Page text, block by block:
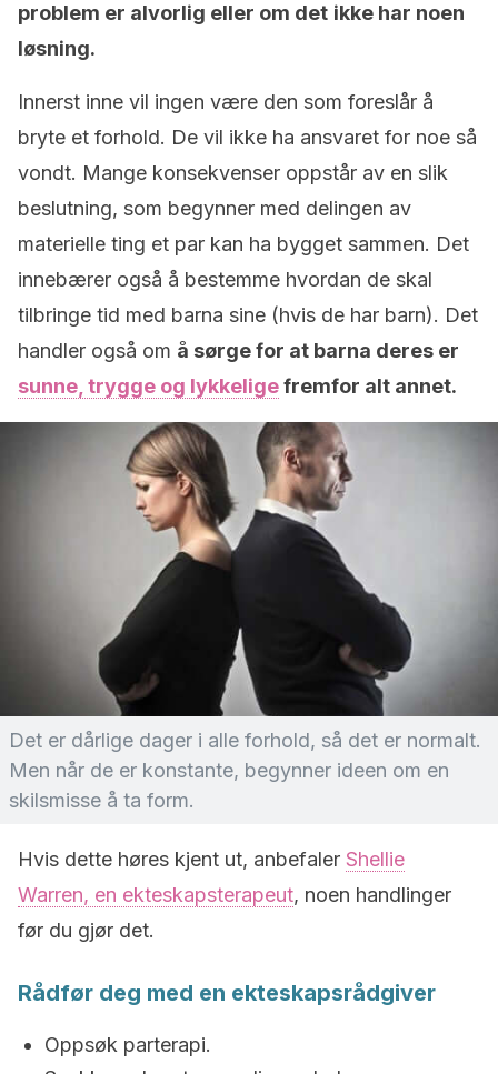
problem er alvorlig eller om det ikke har noen
løsning.
Innerst inne vil ingen være den som foreslår å
bryte et forhold. De vil ikke ha ansvaret for noe så
vondt. Mange konsekvenser oppstår av en slik
beslutning, som begynner med delingen av
materielle ting et par kan ha bygget sammen. Det
innebærer også å bestemme hvordan de skal
tilbringe tid med barna sine (hvis de har barn). Det
handler også om å sørge for at barna deres er
sunne, trygge og lykkeligefremfor alt annet.
Det er dårlige dager i alle forhold, så det er normalt.
Men når de er konstante, begynner ideen om en
skilsmisse å ta form.
Hvis dette høres kjent ut, anbefaler Shellie
Warren, en ekteskapsterapeut, noen handlinger
før du gjør det.
Rådfør deg med en ekteskapsrådgiver
Oppsøk parterapi.